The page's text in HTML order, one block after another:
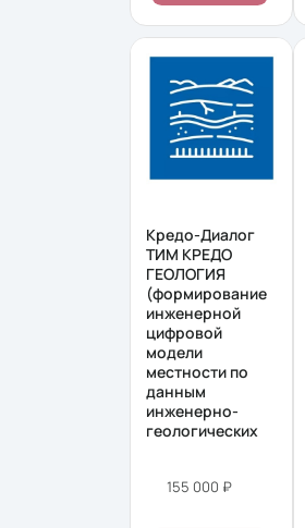
Кредо-Диалог
ТИМ КРЕДО
ГЕОЛОГИЯ
(формирование
инженерной
цифровой
модели
местности по
данным
инженерно-
геологических
155 000 ₽